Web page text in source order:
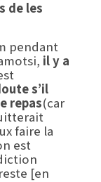
de les
pendant
il y a
s’il
repas(car
faire la
est
[en